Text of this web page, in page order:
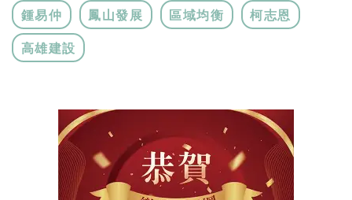
鍾易仲 鳳山發展 區域均衡 柯志恩
高雄建設